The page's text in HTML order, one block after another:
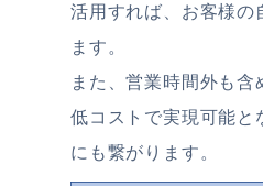
活用すれば、お客様の
ます。
また、営業時間外も含
低コストで実現可能と
にも繋がります。